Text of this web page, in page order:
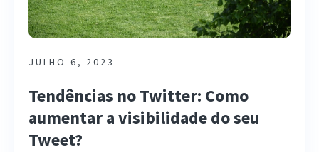
JULHO 6, 2023
Tendências no Twitter: Como
aumentar a visibilidade do seu
Tweet?